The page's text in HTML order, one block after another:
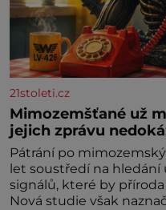
21stoleti.cz
Mimozemšťané už
jejich zprávu
Pátrání po
let soustředí na
signálů, které by
Nová studie však